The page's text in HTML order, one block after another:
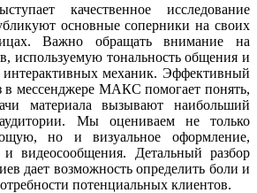
качественное исследование
основные соперники на своих
Важно обращать внимание на
используемую тональность общения и
механик. Эффективный
в мессенджере МАКС помогает понять,
материала вызывают наибольший
Мы оцениваем не только
но и визуальное оформление,
и видеосообщения. Детальный разбор
дает возможность определить боли и
потенциальных клиентов.